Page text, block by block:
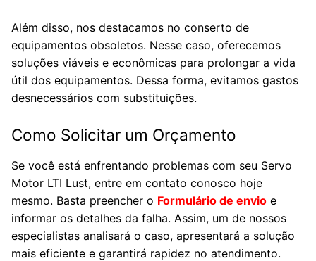
Além disso, nos destacamos no conserto de
equipamentos obsoletos. Nesse caso, oferecemos
soluções viáveis e econômicas para prolongar a vida
útil dos equipamentos. Dessa forma, evitamos gastos
desnecessários com substituições.
Como Solicitar um Orçamento
Se você está enfrentando problemas com seu Servo
Motor LTI Lust, entre em contato conosco hoje
mesmo. Basta preencher o Formulário de envio e
informar os detalhes da falha. Assim, um de nossos
especialistas analisará o caso, apresentará a solução
mais eficiente e garantirá rapidez no atendimento.